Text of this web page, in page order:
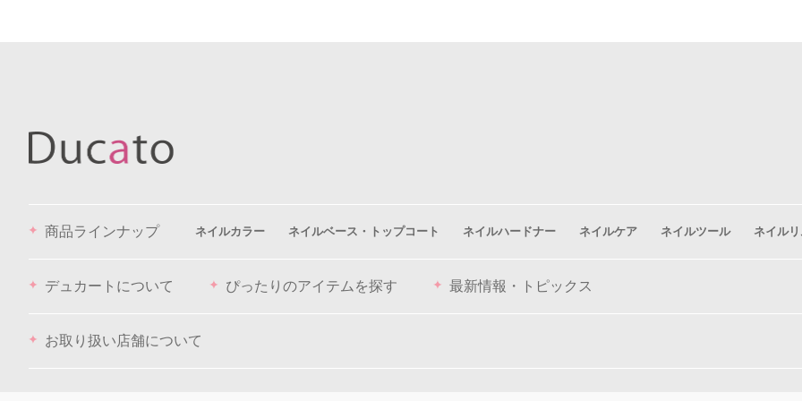
商品ラインナップ ネイルカラー ネイルベース・トップコート ネイルハードナー ネイルケア ネイルツール ネイル
デュカートについて ぴったりのアイテムを探す 最新情報・トピックス
お取り扱い店舗について